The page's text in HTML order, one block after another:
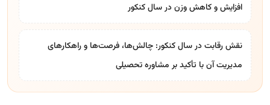
افزایش و کاهش وزن در سال کنکور
نقش رقابت در سال کنکور: چالش‌ها، فرصت‌ها و راهکارهای
مدیریت آن با تأکید بر مشاوره تحصیلی